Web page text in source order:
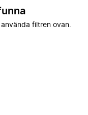
filtren ovan.